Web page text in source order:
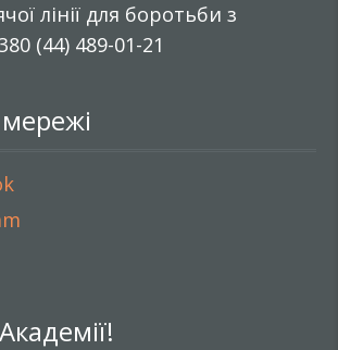
лінії для боротьби з
(44) 489-01-21